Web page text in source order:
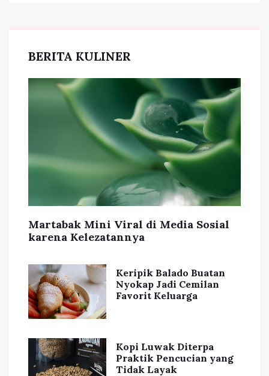
BERITA KULINER
Martabak Mini Viral di Media Sosial
karena Kelezatannya
Keripik Balado Buatan
Nyokap Jadi Cemilan
Favorit Keluarga
Kopi Luwak Diterpa
Praktik Pencucian yang
Tidak Layak